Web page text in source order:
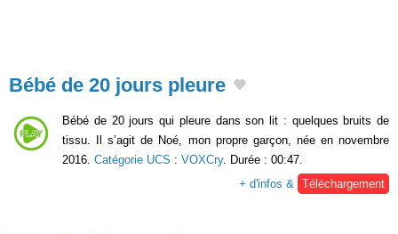
Bébé de 20 jours pleure
Bébé de 20 jours qui pleure dans son lit : quelques bruits de
tissu. Il s’agit de Noé, mon propre garçon, née en novembre
2016. Catégorie UCS : VOXCry. Durée : 00:47.
+ d'infos & Téléchargement